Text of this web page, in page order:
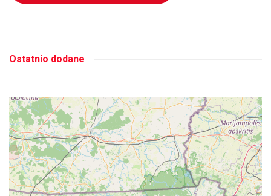
Ostatnio dodane